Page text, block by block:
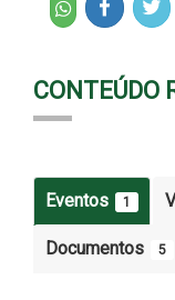
CONTEÚDO
Eventos 1
Documentos 5